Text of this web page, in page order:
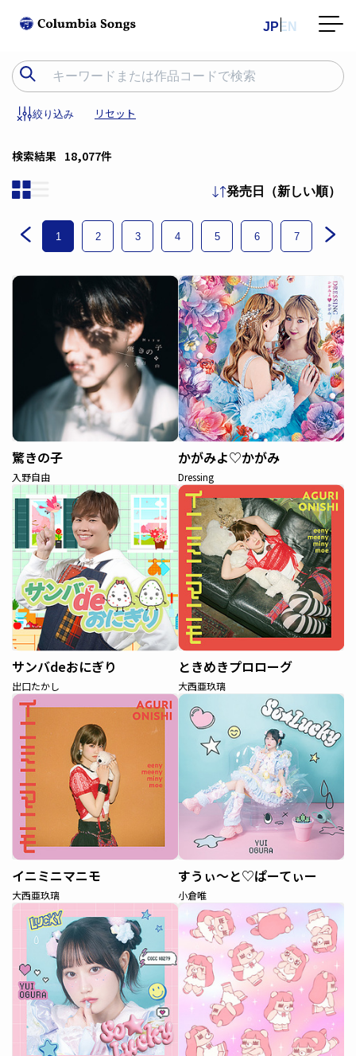
JP EN
絞り込み リセット
検索結果 18,077件
発売日（新しい順）
1 2 3 4 5 6 7 8
驚きの子
入野自由
かがみよ♡かがみ
Dressing
サンバdeおにぎり
出口たかし
ときめきプロローグ
大西亜玖璃
イニミニマニモ
大西亜玖璃
すうぃ〜と♡ぱーてぃー
小倉唯